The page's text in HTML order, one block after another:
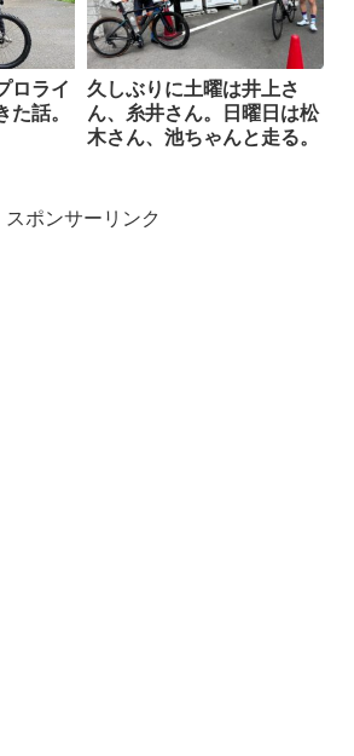
ロライ
た話。
久しぶりに土曜は井上さ
ん、糸井さん。日曜日は松
木さん、池ちゃんと走る。
スポンサーリンク